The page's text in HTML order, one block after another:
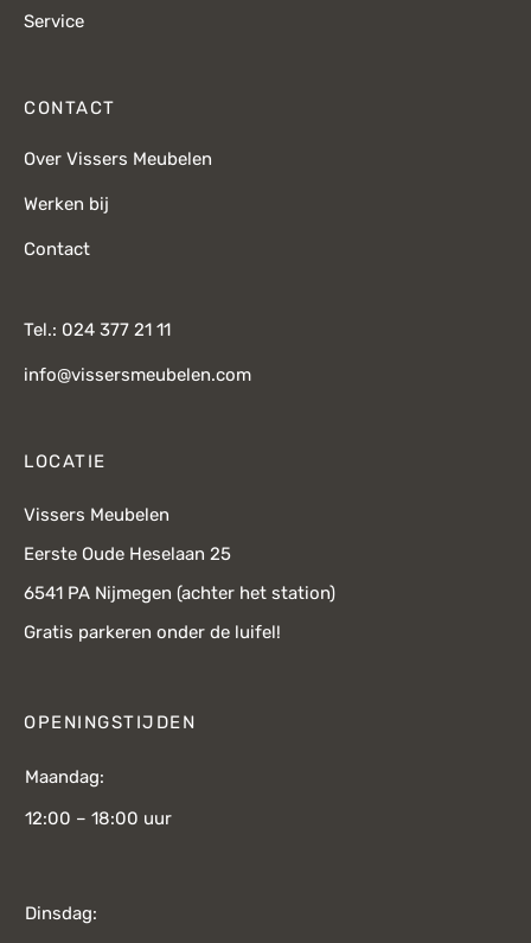
Service
CONTACT
Over Vissers Meubelen
Werken bij
Contact
Tel.: 024 377 21 11
info@vissersmeubelen.com
LOCATIE
Vissers Meubelen
Eerste Oude Heselaan 25
6541 PA Nijmegen (achter het station)
Gratis parkeren onder de luifel!
OPENINGSTIJDEN
Maandag:
12:00 – 18:00 uur
Dinsdag: